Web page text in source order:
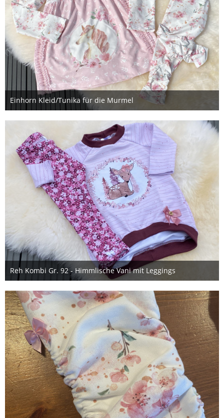
Einhorn Kleid/Tunika für die Murmel
28. August 2021
Reh Kombi Gr. 92 - Himmlische Vani mit Leggings
22. August 2021